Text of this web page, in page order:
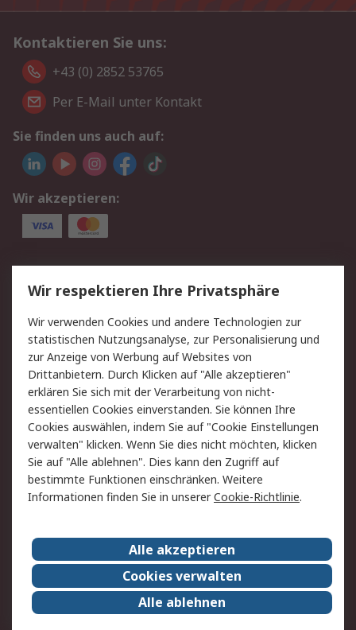
Kontaktieren Sie uns:
+43 (0) 2852 53765
Per E-Mail unter Kontakt
Sie finden uns auch auf:
Wir akzeptieren:
Service
Value Added Services
Lieferlösungen
Rücksendung/Entsorgung Kontakt
Hilfe
Rechtliches
RS Verkaufs- und
Lieferbedingungen
Datenschutz
Cookie-Richtlinie
Zahlungsbedingungen
Impressum
Webseite Konditionen
RS weltweit
Karriere bei RS
Nachhaltigkeit
Qualität/Zertifikate
Presse-Center
Event-Center
Wir respektieren Ihre Privatsphäre
Wir verwenden Cookies und andere Technologien zur
statistischen Nutzungsanalyse, zur Personalisierung und
zur Anzeige von Werbung auf Websites von
Drittanbietern. Durch Klicken auf "Alle akzeptieren"
erklären Sie sich mit der Verarbeitung von nicht-
essentiellen Cookies einverstanden. Sie können Ihre
Cookies auswählen, indem Sie auf "Cookie Einstellungen
verwalten" klicken. Wenn Sie dies nicht möchten, klicken
Sie auf "Alle ablehnen". Dies kann den Zugriff auf
bestimmte Funktionen einschränken. Weitere
Informationen finden Sie in unsererCookie-Richtlinie.
Alle akzeptieren
Cookies verwalten
Alle ablehnen